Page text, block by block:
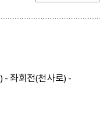
좌회전（천사로） -